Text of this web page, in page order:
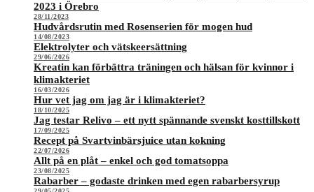
2023 i Örebro
28/11/2023
Hudvårdsrutin med Rosenserien för mogen hud
14/08/2023
Elektrolyter och vätskeersättning
29/06/2026
Kreatin kan förbättra träningen och hälsan för kvinnor i
klimakteriet
16/03/2026
Hur vet jag om jag är i klimakteriet?
18/10/2025
Jag testar Relivo – ett nytt spännande svenskt kosttillskott
17/09/2025
Recept på Svartvinbärsjuice utan kokning
22/07/2026
Allt på en plåt – enkel och god tomatsoppa
23/08/2025
Rabarber – godaste drinken med egen rabarbersyrup